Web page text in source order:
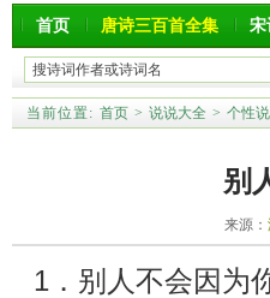
首页 唐诗三百首全集 宋
当前位置: 首页 > 说说大全 > 个性
别
来源：
1．别人不会因为